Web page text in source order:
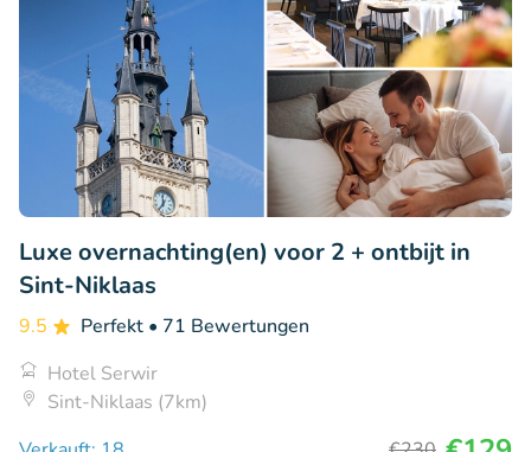
Luxe overnachting(en) voor 2 + ontbijt in
Sint-Niklaas
9.5 Perfekt • 71 Bewertungen
Hotel Serwir
Sint-Niklaas (7km)